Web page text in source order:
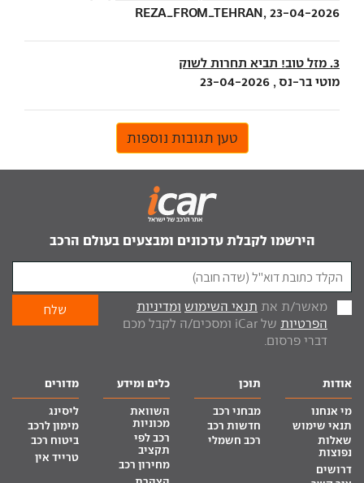
REZA_FROM_TEHRAN, 23-04-2026
3. מזל טוב! תביא תחרות לשוק
מוטי בר-נס , 23-04-2026
טען תגובות נוספות
הירשמו לקבלת עדכונים ומבצעים בעולם הרכב
מאשר/ת את תנאי השימוש ומדיניות
הפרטיות
של iCar ומסכים/ה לקבל מכם
דברי פרסום.
אודות
מי אנחנו
תנאי שימוש
שאלות
נפוצות
דרושים
תוכן
מבחני רכב
חדשות רכב
רכב חשמלי
כלים ומידע
השוואת
מכוניות
רכב לפי
תקציב
מחירון רכב
מדורים
ליסינג
מימון לרכב
ביטוח רכב
טרייד אין